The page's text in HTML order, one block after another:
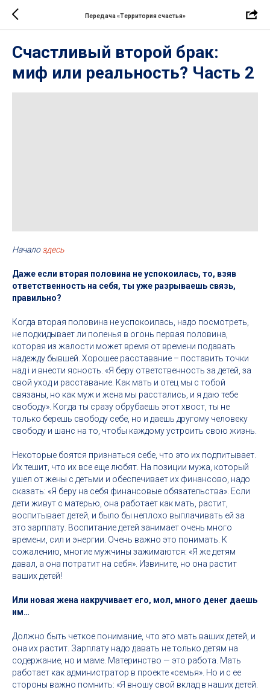
Передача «Территория счастья»
Счастливый второй брак:
миф или реальность? Часть 2
Началоздесь
Даже если вторая половина не успокоилась, то, взяв
ответственность на себя, ты уже разрываешь связь,
правильно?
Когда вторая половина не успокоилась, надо посмотреть,
не подкидывает ли поленья в огонь первая половина,
которая из жалости может время от времени подавать
надежду бывшей. Хорошее расставание – поставить точки
над i и внести ясность. «Я беру ответственность за детей, за
свой уход и расставание. Как мать и отец мы с тобой
связаны, но как муж и жена мы расстались, и я даю тебе
свободу». Когда ты сразу обрубаешь этот хвост, ты не
только берешь свободу себе, но и даешь другому человеку
свободу и шанс на то, чтобы каждому устроить свою жизнь.
Некоторые боятся признаться себе, что это их подпитывает.
Их тешит, что их все еще любят. На позиции мужа, который
ушел от жены с детьми и обеспечивает их финансово, надо
сказать: «Я беру на себя финансовые обязательства». Если
дети живут с матерью, она работает как мать, растит,
воспитывает детей, и было бы неплохо выплачивать ей за
это зарплату. Воспитание детей занимает очень много
времени, сил и энергии. Очень важно это понимать. К
сожалению, многие мужчины зажимаются: «Я же детям
давал, а она потратит на себя». Извините, но она растит
ваших детей!
Или новая жена накручивает его, мол, много денег даешь
им…
Должно быть четкое понимание, что это мать ваших детей, и
она их растит. Зарплату надо давать не только детям на
содержание, но и маме. Материнство — это работа. Мать
работает как администратор в проекте «семья». Но и с ее
стороны важно помнить: «Я вношу свой вклад в наших детей.